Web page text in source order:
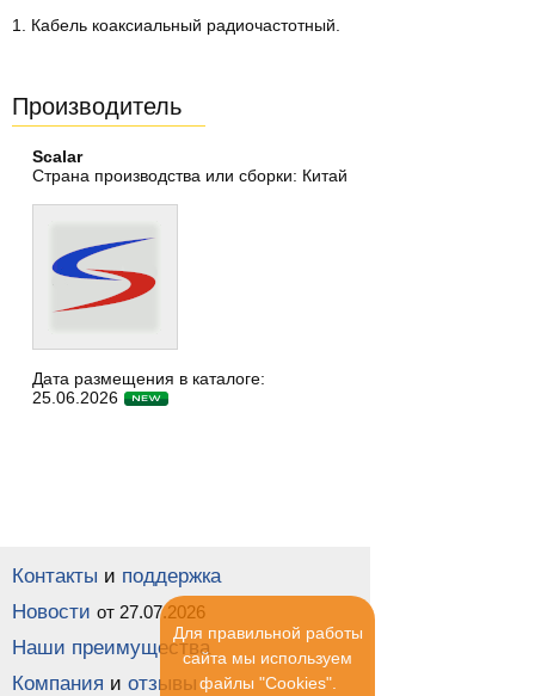
1. Кабель коаксиальный радиочастотный.
Производитель
Scalar
Страна производства или сборки: Китай
Дата размещения в каталоге:
25.06.2026
Контакты и поддержка
Новости от 27.07.2026
Наши преимущества
Компания и отзывы
Для правильной работы
сайта мы используем
файлы "Cookies".